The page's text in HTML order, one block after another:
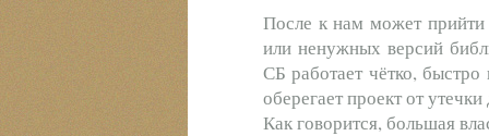
После к нам может прийти
или ненужных версий
СБ работает чётко,
оберегает проект от
Как говорится, большая